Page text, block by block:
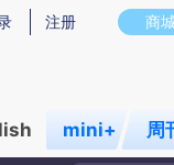
图存在偏差。不代表财
商
注册
mini+ 周